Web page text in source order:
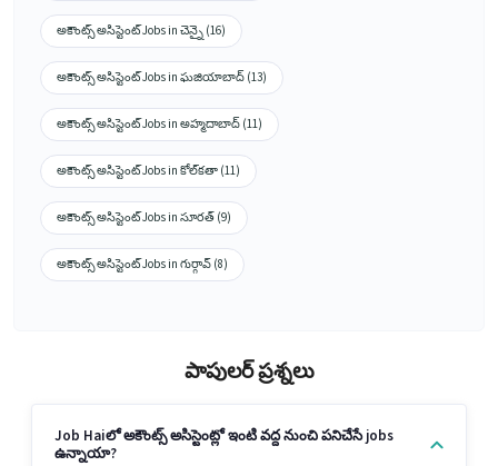
అకౌంట్స్ అసిస్టెంట్ Jobs in చెన్నై (16)
అకౌంట్స్ అసిస్టెంట్ Jobs in ఘజియాబాద్ (13)
అకౌంట్స్ అసిస్టెంట్ Jobs in అహ్మదాబాద్ (11)
అకౌంట్స్ అసిస్టెంట్ Jobs in కోల్‌కతా (11)
అకౌంట్స్ అసిస్టెంట్ Jobs in సూరత్ (9)
అకౌంట్స్ అసిస్టెంట్ Jobs in గుర్గావ్ (8)
పాపులర్ ప్రశ్నలు
Job Haiలో అకౌంట్స్ అసిస్టెంట్లో ఇంటి వద్ద నుంచి పనిచేసే jobs
ఉన్నాయా?